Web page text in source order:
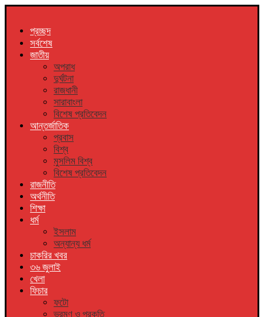
প্রচ্ছদ
সর্বশেষ
জাতীয়
অপরাধ
দুর্ঘটনা
রাজধানী
সারাবাংলা
বিশেষ প্রতিবেদন
আন্তর্জাতিক
প্রবাস
বিশ্ব
মুসলিম বিশ্ব
বিশেষ প্রতিবেদন
রাজনীতি
অর্থনীতি
শিক্ষা
ধর্ম
ইসলাম
অন্যান্য ধর্ম
চাকরির খবর
৩৬ জুলাই
খেলা
ফিচার
ফটো
ভ্রমণ ও প্রকৃতি